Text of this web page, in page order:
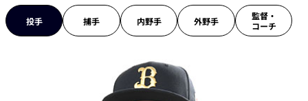
投手 捕手 内野手 外野手
監督・
コーチ